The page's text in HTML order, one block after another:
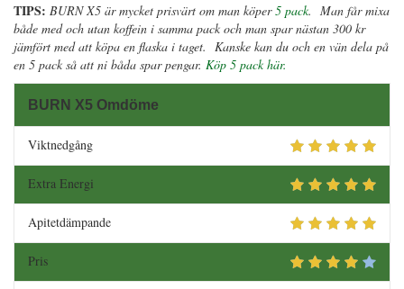
TIPS: BURN X5 är mycket prisvärt om man köper5 pack. Man får mixa
både med och utan koffein i samma pack och man spar nästan 300 kr
jämfört med att köpa en flaska i taget. Kanske kan du och en vän dela på
en 5 pack så att ni båda spar pengar. Köp 5 pack här.
BURN X5 Omdöme
Viktnedgång
Extra Energi
Apitetdämpande
Pris